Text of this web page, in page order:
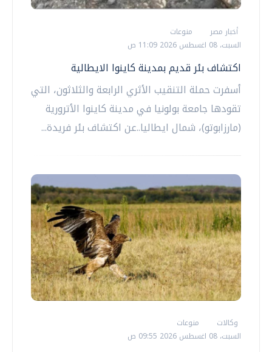
أخبار مصر
منوعات
السبت، 08 اغسطس 2026 11:09 ص
اكتشاف بئر قديم بمدينة كاينوا الايطالية
أسفرت حملة التنقيب الأثري الرابعة والثلاثون، التي
تقودها جامعة بولونيا في مدينة كاينوا الأترورية
(مارزابوتو)، شمال ايطاليا..عن اكتشاف بئر فريدة...
وكالات
منوعات
السبت، 08 اغسطس 2026 09:55 ص